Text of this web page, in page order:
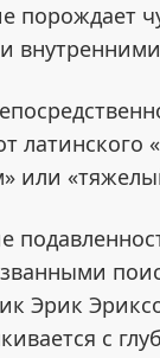
порождает
латинского
или
Эрик
с